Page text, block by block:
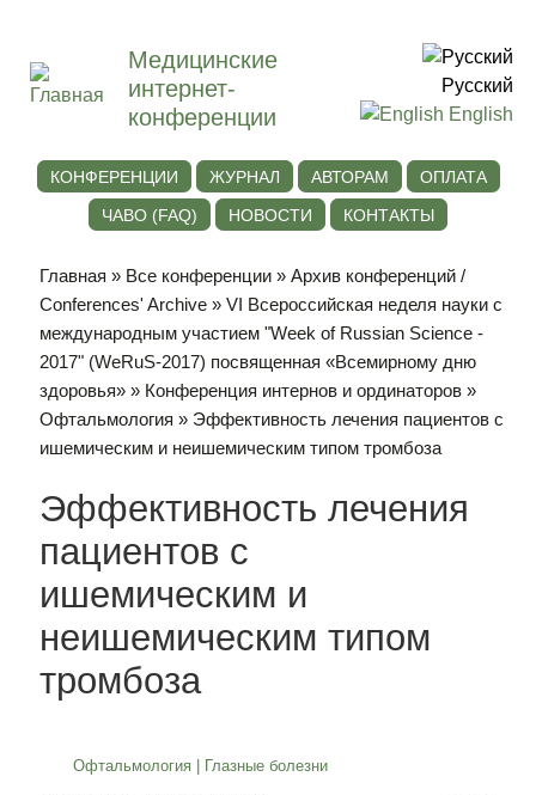
Медицинские
интернет-
конференции
Русский
English
КОНФЕРЕНЦИИ ЖУРНАЛ АВТОРАМ
ОПЛАТА
ЧАВО (FAQ)
НОВОСТИ КОНТАКТЫ
Главная » Все конференции »Архив конференций /
Conferences' Archive »VI Всероссийская неделя науки с
международным участием "Week of Russian Science -
2017" (WeRuS-2017) посвященная «Всемирному дню
здоровья» » Конференция интернов и ординаторов»
Офтальмология » Эффективность лечения пациентов с
ишемическим и неишемическим типом тромбоза
Эффективность лечения
пациентов с
ишемическим и
неишемическим типом
тромбоза
Офтальмология Глазные болезни